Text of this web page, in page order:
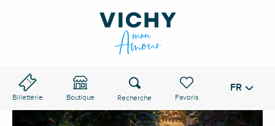
Billetterie Boutique
Voir les favoris
Recherche FR